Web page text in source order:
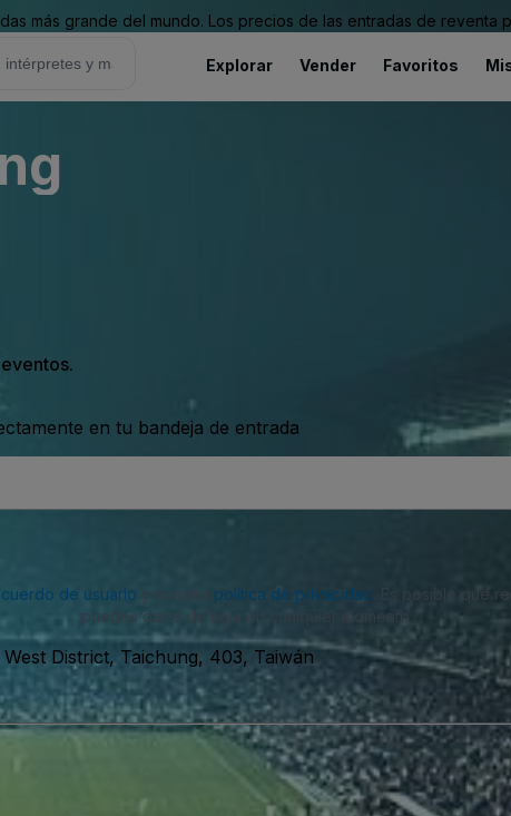
más grande del mundo. Los precios de las entradas de
Explorar Vender Favoritos
en tu bandeja de entrada
de usuario política de privacidad . Es posible que
puedes darte de baja en cualquier momento.
District, Taichung, 403, Taiwán